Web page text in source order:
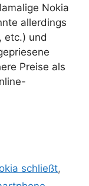
Nokia
allerdings
etc.) und
Preise als
schließt,